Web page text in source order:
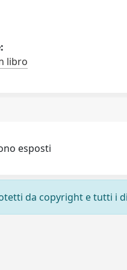
libro
esposti
da copyright e tutti i